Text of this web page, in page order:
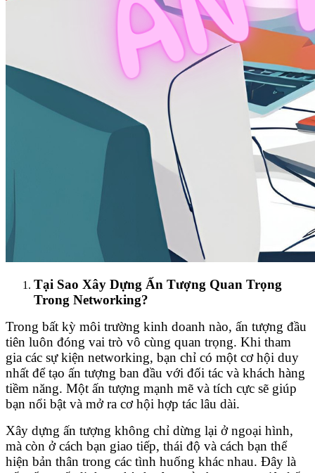
Tại Sao Xây Dựng Ấn Tượng Quan Trọng
Trong Networking?
Trong bất kỳ môi trường kinh doanh nào, ấn tượng đầu
tiên luôn đóng vai trò vô cùng quan trọng. Khi tham
gia các sự kiện networking, bạn chỉ có một cơ hội duy
nhất để tạo ấn tượng ban đầu với đối tác và khách hàng
tiềm năng. Một ấn tượng mạnh mẽ và tích cực sẽ giúp
bạn nổi bật và mở ra cơ hội hợp tác lâu dài.
Xây dựng ấn tượng không chỉ dừng lại ở ngoại hình,
mà còn ở cách bạn giao tiếp, thái độ và cách bạn thể
hiện bản thân trong các tình huống khác nhau. Đây là